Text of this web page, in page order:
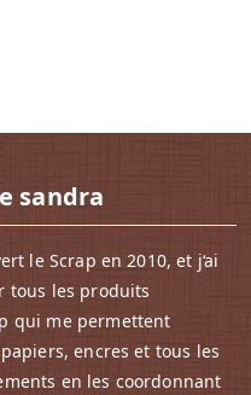
sandra
le Scrap en 2010, et j‘ai
tous les produits
qui me permettent
papiers, encres et tous les
en les coordonnant